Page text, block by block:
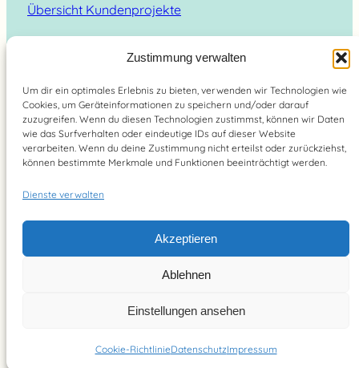
Zustimmung verwalten
Um dir ein optimales Erlebnis zu bieten, verwenden wir Technologien wie
Cookies, um Geräteinformationen zu speichern und/oder darauf
zuzugreifen. Wenn du diesen Technologien zustimmst, können wir Daten
wie das Surfverhalten oder eindeutige IDs auf dieser Website
verarbeiten. Wenn du deine Zustimmung nicht erteilst oder zurückziehst,
können bestimmte Merkmale und Funktionen beeinträchtigt werden.
Dienste verwalten
Akzeptieren
Ablehnen
Einstellungen ansehen
Cookie-RichtlinieDatenschutzImpressum
Übersicht Kundenprojekte
Suchen
YouTube
Instagram
Pinterest
Facebook